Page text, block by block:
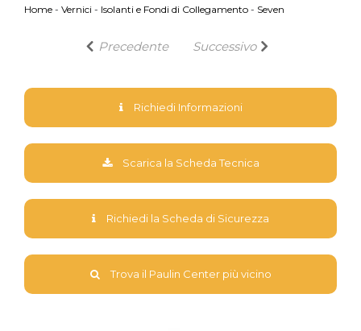
Home - Vernici - Isolanti e Fondi di Collegamento - Seven
Precedente Successivo
Richiedi Informazioni
Scarica la Scheda Tecnica
Richiedi la Scheda di Sicurezza
Trova il Paulin Center più vicino